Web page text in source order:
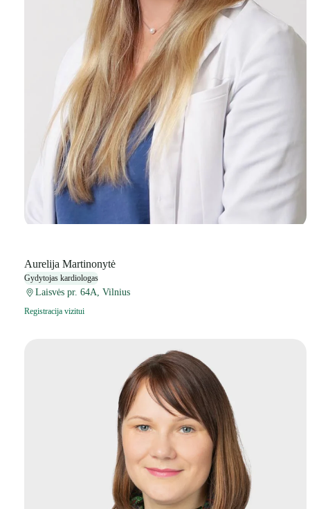
Aurelija Martinonytė
Gydytojas kardiologas
Laisvės pr. 64A, Vilnius
Registracija vizitui